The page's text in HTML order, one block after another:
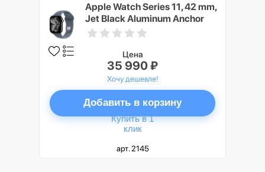
Apple Watch Series 11, 42 mm,
Jet Black Aluminum Anchor
blue Sport Band M/L
Цена
35 990 ₽
Хочу дешевле!
Добавить в корзину
Купить в 1
клик
арт. 2145